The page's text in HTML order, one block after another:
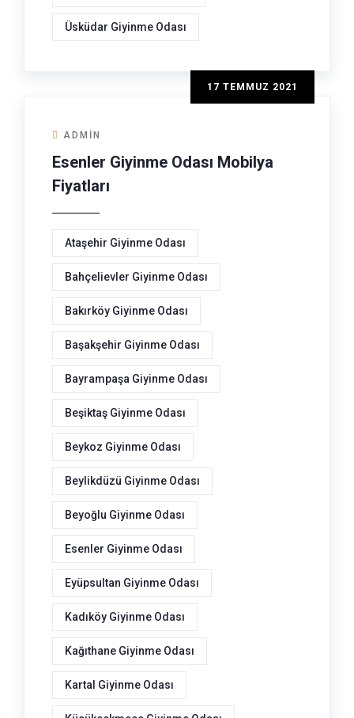
Üsküdar Giyinme Odası
17 TEMMUZ 2021
ADMIN
Esenler Giyinme Odası Mobilya
Fiyatları
Ataşehir Giyinme Odası
Bahçelievler Giyinme Odası
Bakırköy Giyinme Odası
Başakşehir Giyinme Odası
Bayrampaşa Giyinme Odası
Beşiktaş Giyinme Odası
Beykoz Giyinme Odası
Beylikdüzü Giyinme Odası
Beyoğlu Giyinme Odası
Esenler Giyinme Odası
Eyüpsultan Giyinme Odası
Kadıköy Giyinme Odası
Kağıthane Giyinme Odası
Kartal Giyinme Odası